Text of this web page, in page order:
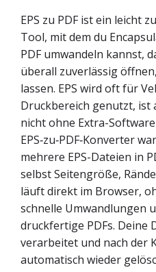
EPS zu PDF ist ein leicht
Tool, mit dem du
PDF umwandeln kannst,
überall zuverlässig
lassen. EPS wird oft für
Druckbereich genutzt, ist
nicht ohne Extra-
EPS‑zu‑PDF‑Konverter
mehrere EPS-Dateien in
selbst Seitengröße,
läuft direkt im Browser,
schnelle Umwandlungen
druckfertige PDFs. Deine
verarbeitet und nach der
automatisch wieder